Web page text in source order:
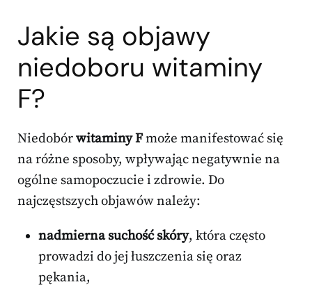
Jakie są objawy
niedoboru witaminy
F?
Niedobórwitaminy Fmoże manifestować się
na różne sposoby, wpływając negatywnie na
ogólne samopoczucie i zdrowie. Do
najczęstszych objawów należy:
nadmierna suchość skóry, która często
prowadzi do jej łuszczenia się oraz
pękania,